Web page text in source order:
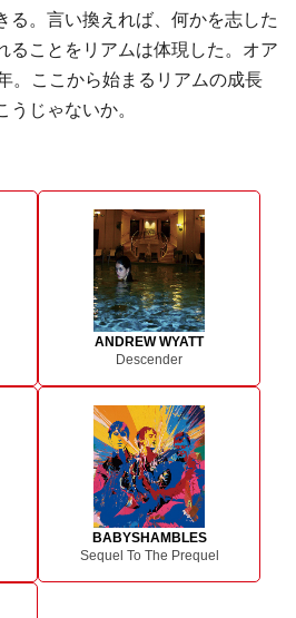
る。言い換えれば、何かを志した
ることをリアムは体現した。オア
。ここから始まるリアムの成長
うじゃないか。
ANDREW WYATT
Descender
BABYSHAMBLES
Sequel To The Prequel